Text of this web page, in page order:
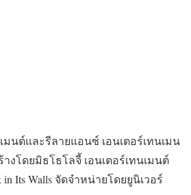
มนต์และรีลายแอนซ์ เอนเตอร์เทนเมน
งโดยมิธโธโลจี้ เอนเตอร์เทนเมนต์
in Its Walls จัดจำหน่ายโดยยูนิเวอร์